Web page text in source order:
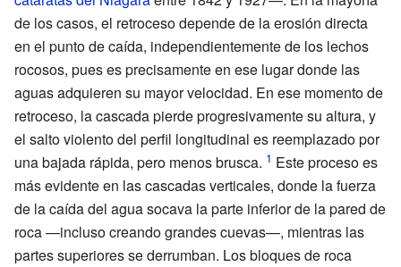
de los casos, el retroceso depende de la erosión directa
en el punto de caída, independientemente de los lechos
rocosos, pues es precisamente en ese lugar donde las
aguas adquieren su mayor velocidad. En ese momento de
retroceso, la cascada pierde progresivamente su altura, y
el salto violento del perfil longitudinal es reemplazado por
una bajada rápida, pero menos brusca.
Este proceso es
más evidente en las cascadas verticales, donde la fuerza
de la caída del agua socava la parte inferior de la pared de
roca —incluso creando grandes cuevas—, mientras las
partes superiores se derrumban. Los bloques de roca